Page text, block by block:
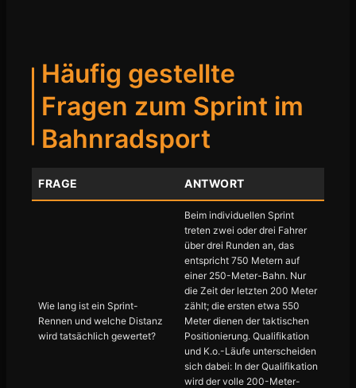
Häufig gestellte
Fragen zum Sprint im
Bahnradsport
FRAGE ANTWORT
Wie lang ist ein Sprint-
Rennen und welche Distanz
wird tatsächlich gewertet?
Beim individuellen Sprint
treten zwei oder drei Fahrer
über drei Runden an, das
entspricht 750 Metern auf
einer 250-Meter-Bahn. Nur
die Zeit der letzten 200 Meter
zählt; die ersten etwa 550
Meter dienen der taktischen
Positionierung. Qualifikation
und K.o.-Läufe unterscheiden
sich dabei: In der Qualifikation
wird der volle 200-Meter-